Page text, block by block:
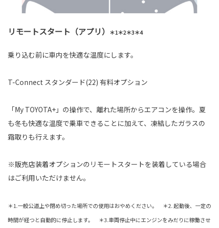
リモートスタート（アプリ） ＊1＊2＊3＊4
乗り込む前に車内を快適な温度にします。
T-Connect スタンダード(22) 有料オプション
「My TOYOTA+」の操作で、離れた場所からエアコンを操作。夏
も冬も快適な温度で乗車できることに加えて、凍結したガラスの
霜取りも行えます。
※販売店装着オプションのリモートスタートを装着している場合
はご利用いただけません。
＊1.一般公道上や閉め切った場所での使用はおやめください。 ＊2. 起動後、一定の
時間が経つと自動的に停止します。 ＊3.車両停止中にエンジンをみだりに稼働させ